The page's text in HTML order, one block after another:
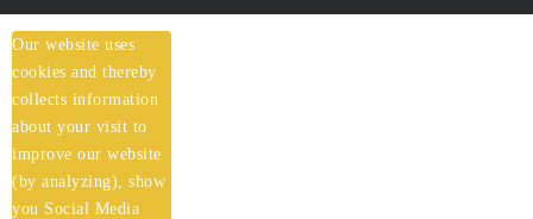
Our website uses
cookies and thereby
collects information
about your visit to
improve our website
(by analyzing), show
you Social Media